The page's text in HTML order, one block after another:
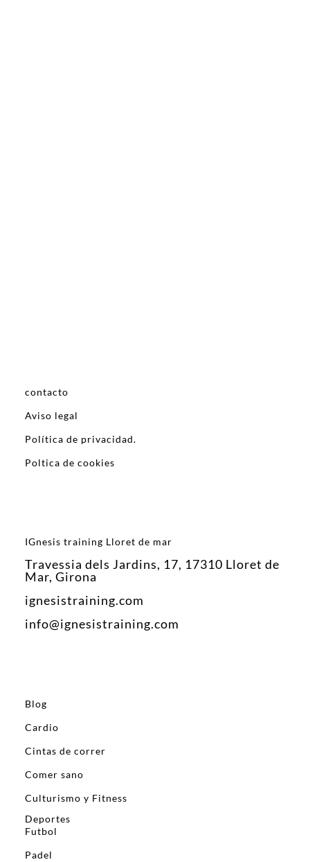
contacto
Aviso legal
Política de privacidad.
Poltica de cookies
IGnesis training Lloret de mar
Travessia dels Jardins, 17, 17310 Lloret de
Mar, Girona
ignesistraining.com
info@ignesistraining.com
Blog
Cardio
Cintas de correr
Comer sano
Culturismo y Fitness
Deportes
Futbol
Padel